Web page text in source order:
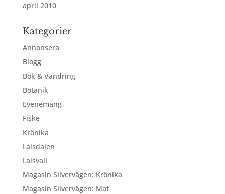
april 2010
Kategorier
Annonsera
Blogg
Bok & Vandring
Botanik
Evenemang
Fiske
Krönika
Laisdalen
Laisvall
Magasin Silvervägen: Krönika
Magasin Silvervägen: Mat